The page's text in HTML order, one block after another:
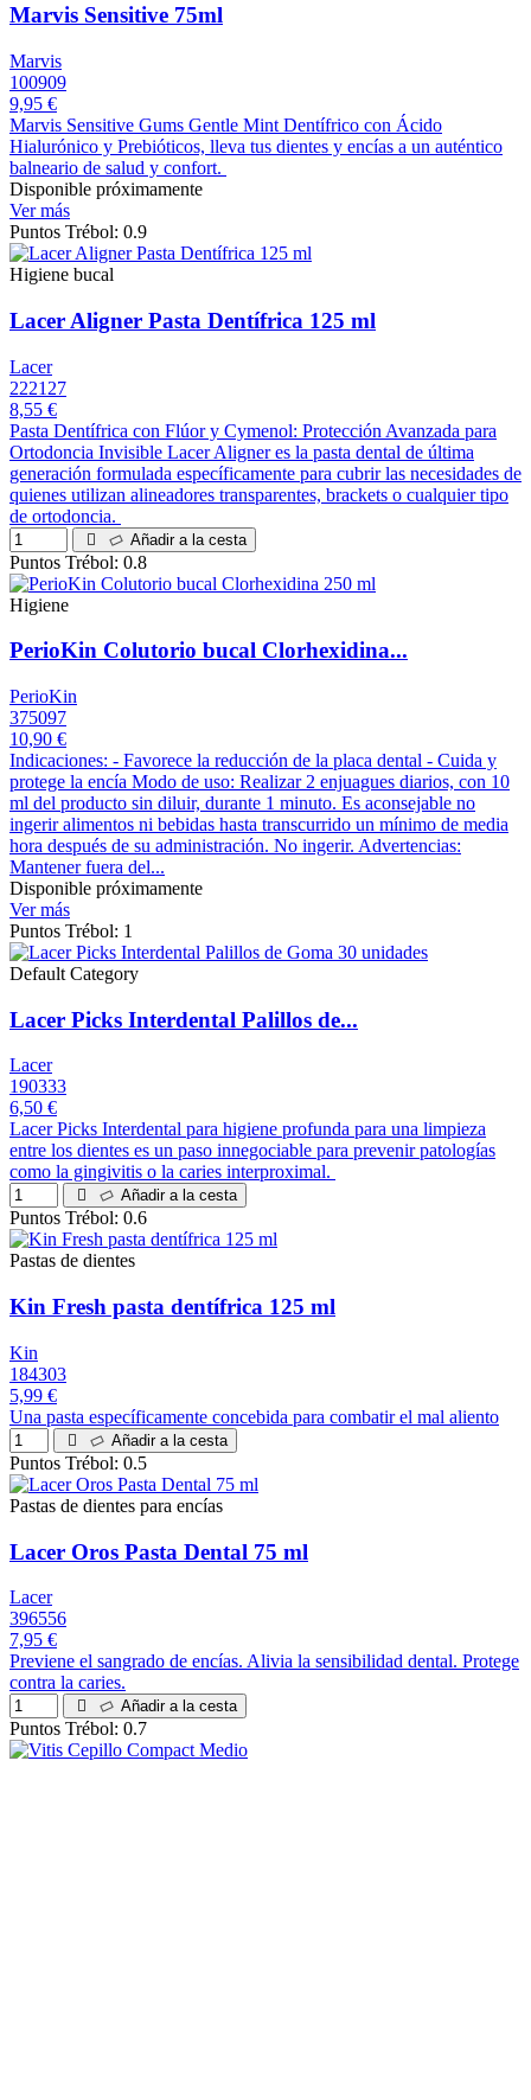
Marvis Sensitive 75ml
Marvis
100909
9,95 €
Marvis Sensitive Gums Gentle Mint Dentífrico con Ácido
Hialurónico y Prebióticos, lleva tus dientes y encías a un auténtico
balneario de salud y confort.
Disponible próximamente
Ver más
Puntos Trébol: 0.9
Higiene bucal
Lacer Aligner Pasta Dentífrica 125 ml
Lacer
222127
8,55 €
Pasta Dentífrica con Flúor y Cymenol: Protección Avanzada para
Ortodoncia Invisible Lacer Aligner es la pasta dental de última
generación formulada específicamente para cubrir las necesidades de
quienes utilizan alineadores transparentes, brackets o cualquier tipo
de ortodoncia.
Añadir a la cesta
Puntos Trébol: 0.8
Higiene
PerioKin Colutorio bucal Clorhexidina...
PerioKin
375097
10,90 €
Indicaciones: - Favorece la reducción de la placa dental - Cuida y
protege la encía Modo de uso: Realizar 2 enjuagues diarios, con 10
ml del producto sin diluir, durante 1 minuto. Es aconsejable no
ingerir alimentos ni bebidas hasta transcurrido un mínimo de media
hora después de su administración. No ingerir. Advertencias:
Mantener fuera del...
Disponible próximamente
Ver más
Puntos Trébol: 1
Default Category
Lacer Picks Interdental Palillos de...
Lacer
190333
6,50 €
Lacer Picks Interdental para higiene profunda para una limpieza
entre los dientes es un paso innegociable para prevenir patologías
como la gingivitis o la caries interproximal.
Añadir a la cesta
Puntos Trébol: 0.6
Pastas de dientes
Kin Fresh pasta dentífrica 125 ml
Kin
184303
5,99 €
Una pasta específicamente concebida para combatir el mal aliento
Añadir a la cesta
Puntos Trébol: 0.5
Pastas de dientes para encías
Lacer Oros Pasta Dental 75 ml
Lacer
396556
7,95 €
Previene el sangrado de encías. Alivia la sensibilidad dental. Protege
contra la caries.
Añadir a la cesta
Puntos Trébol: 0.7